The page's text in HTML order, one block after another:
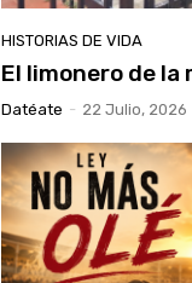
HISTORIAS DE VIDA
El limonero de la
Datéate - 22 Julio, 2026